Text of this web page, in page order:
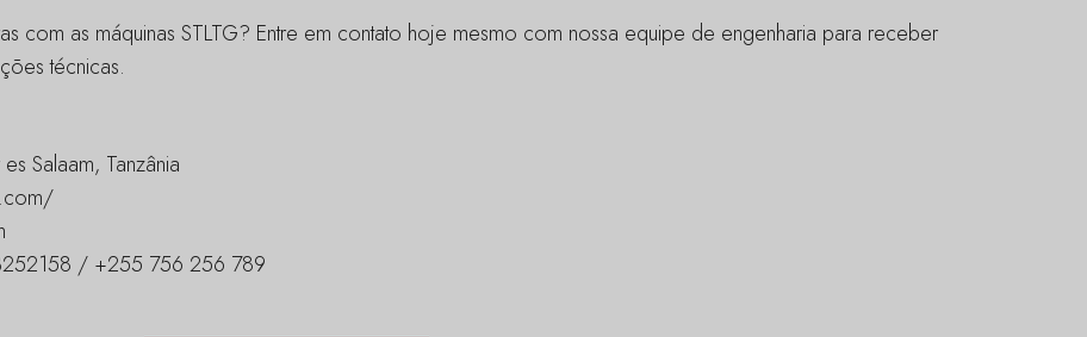
com as máquinas STLTG? Entre em contato hoje mesmo com nossa equipe de engenharia para receber
técnicas.
Salaam, Tanzânia
/ +255 756 256 789